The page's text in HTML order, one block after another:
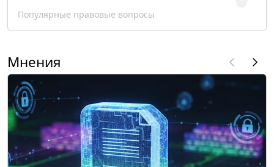
Популярные правовые вопросы
Мнения